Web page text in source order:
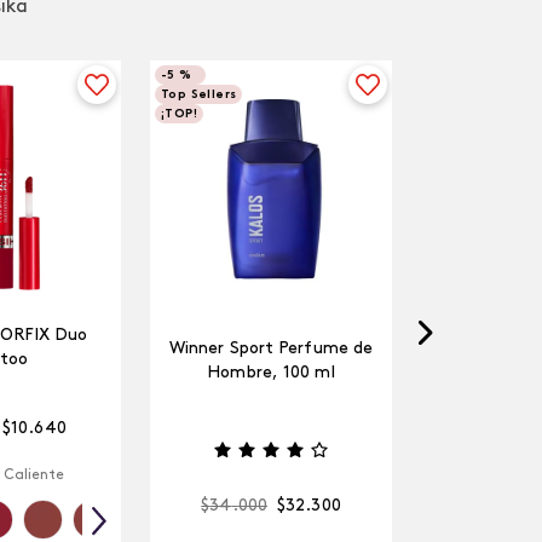
Duo
$10 .640
Caliente
-5 %
Top Sellers
¡TOP!
Winner Sport Perfume de
Hombre, 100 ml
$34.000 $32 .300